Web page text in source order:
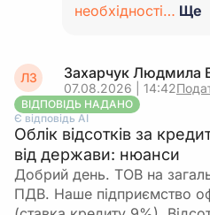
необхідності… Ще
ЛЗ Захарчук Людмила
07.08.2026 | 14:42
ВІДПОВІДЬ НАДАНО
Є відповідь АІ
Облік відсотків за
від держави: нюанси
Добрий день. ТОВ на
ПДВ. Наше підприємство